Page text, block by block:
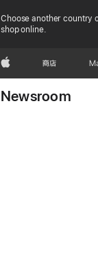
Choose another country
shop online.
Apple 商店
Newsroom